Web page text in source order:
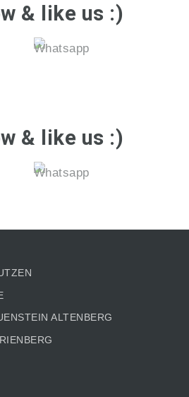
& like us :)
& like us :)
ALTENBERG